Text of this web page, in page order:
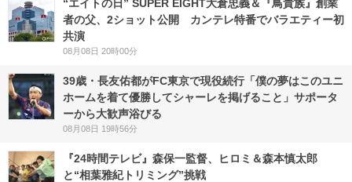
“エイトの日” SUPER EIGHT大倉忠義＆『鳥貴族』創業
者の父、2ショット公開 カンテレ特番でバラエティー初
共演
08月08日 20時00分
39歳・長友佑都がFC東京で現役続行「僕の夢はこのユニ
ホームを着て優勝してシャーレを掲げること」サポータ
ーから大歓声浴びる
08月08日 19時56分
『24時間テレビ』森保一監督、ヒロミ＆森本慎太郎
と“相葉雅紀トリミング”挑戦